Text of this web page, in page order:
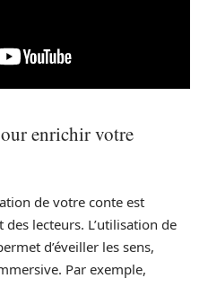
enrichir votre
de votre conte est
lecteurs. L’utilisation de
d’éveiller les sens,
Par exemple,